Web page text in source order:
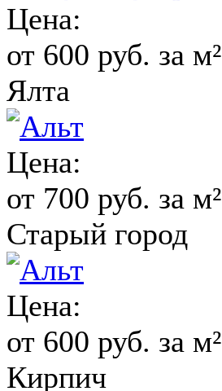
Цена:
от 600 руб. за м²
Ялта
Цена:
от 700 руб. за м²
Старый город
Цена:
от 600 руб. за м²
Кирпич